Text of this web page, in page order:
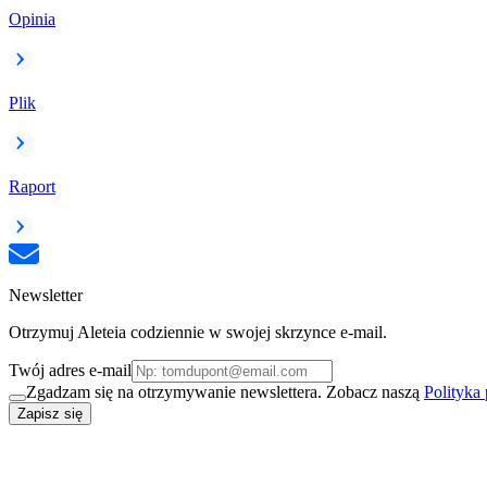
Opinia
Plik
Raport
Newsletter
Otrzymuj Aleteia codziennie w swojej skrzynce e-mail.
Twój adres e-mail
Zgadzam się na otrzymywanie newslettera. Zobacz naszą Polityka
Zapisz się